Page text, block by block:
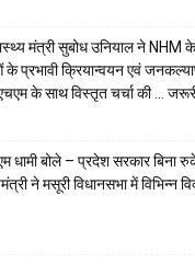
मंत्री सुबोध उनियाल ने NHM के
के प्रभावी क्रियान्वयन एवं
के साथ विस्तृत चर्चा की … जरूरी
धामी बोले – प्रदेश सरकार बिना
ने मसूरी विधानसभा में विभिन्न